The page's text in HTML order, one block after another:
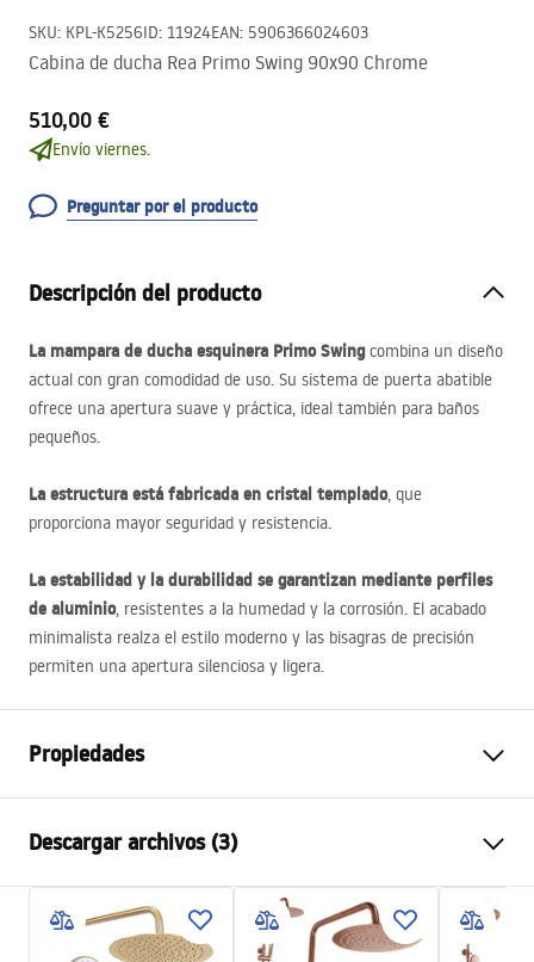
SKU: KPL-K5256ID: 11924EAN: 5906366024603
Cabina de ducha Rea Primo Swing 90x90 Chrome
510,00 €
Envío viernes.
Preguntar por el producto
Descripción del producto
La mampara de ducha esquinera Primo Swingcombina un diseño
actual con gran comodidad de uso. Su sistema de puerta abatible
ofrece una apertura suave y práctica, ideal también para baños
pequeños.
La estructura está fabricada en cristal templado, que
proporciona mayor seguridad y resistencia.
La estabilidad y la durabilidad se garantizan mediante perfiles
de aluminio, resistentes a la humedad y la corrosión. El acabado
minimalista realza el estilo moderno y las bisagras de precisión
permiten una apertura silenciosa y ligera.
Propiedades
Color
Tipo de cabina
Esquina
Color del vidrio
Transparent 4mm
Descargar archivos (3)
Warunki bezpieczeństwa
WARUNKI BEZPIECZENSTWA KABINY DRZWI